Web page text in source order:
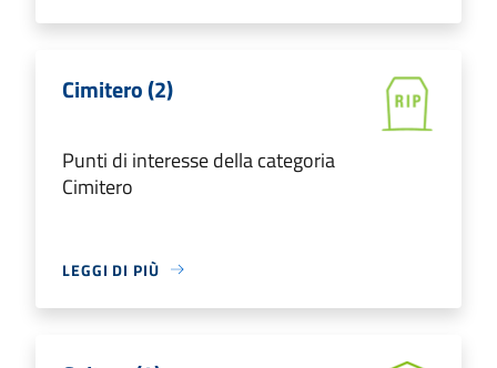
Cimitero (2)
Punti di interesse della categoria
Cimitero
LEGGI DI PIÙ